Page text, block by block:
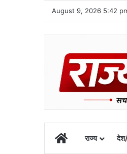
August 9, 2026 5:42
Homeराज्य देश/